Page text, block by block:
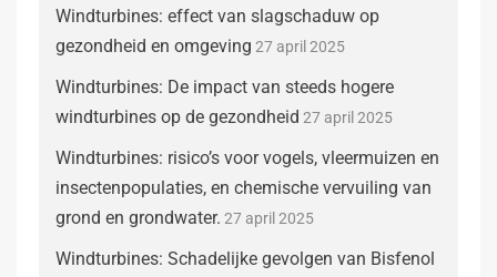
Windturbines: effect van slagschaduw op
gezondheid en omgeving 27 april 2025
Windturbines: De impact van steeds hogere
windturbines op de gezondheid 27 april 2025
Windturbines: risico’s voor vogels, vleermuizen en
insectenpopulaties, en chemische vervuiling van
grond en grondwater. 27 april 2025
Windturbines: Schadelijke gevolgen van Bisfenol